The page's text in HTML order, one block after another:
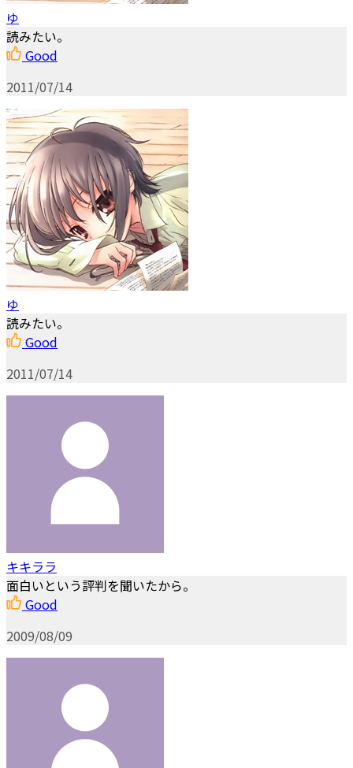
ゆ
読みたい。
Good
2011/07/14
ゆ
読みたい。
Good
2011/07/14
キキララ
面白いという評判を聞いたから。
Good
2009/08/09